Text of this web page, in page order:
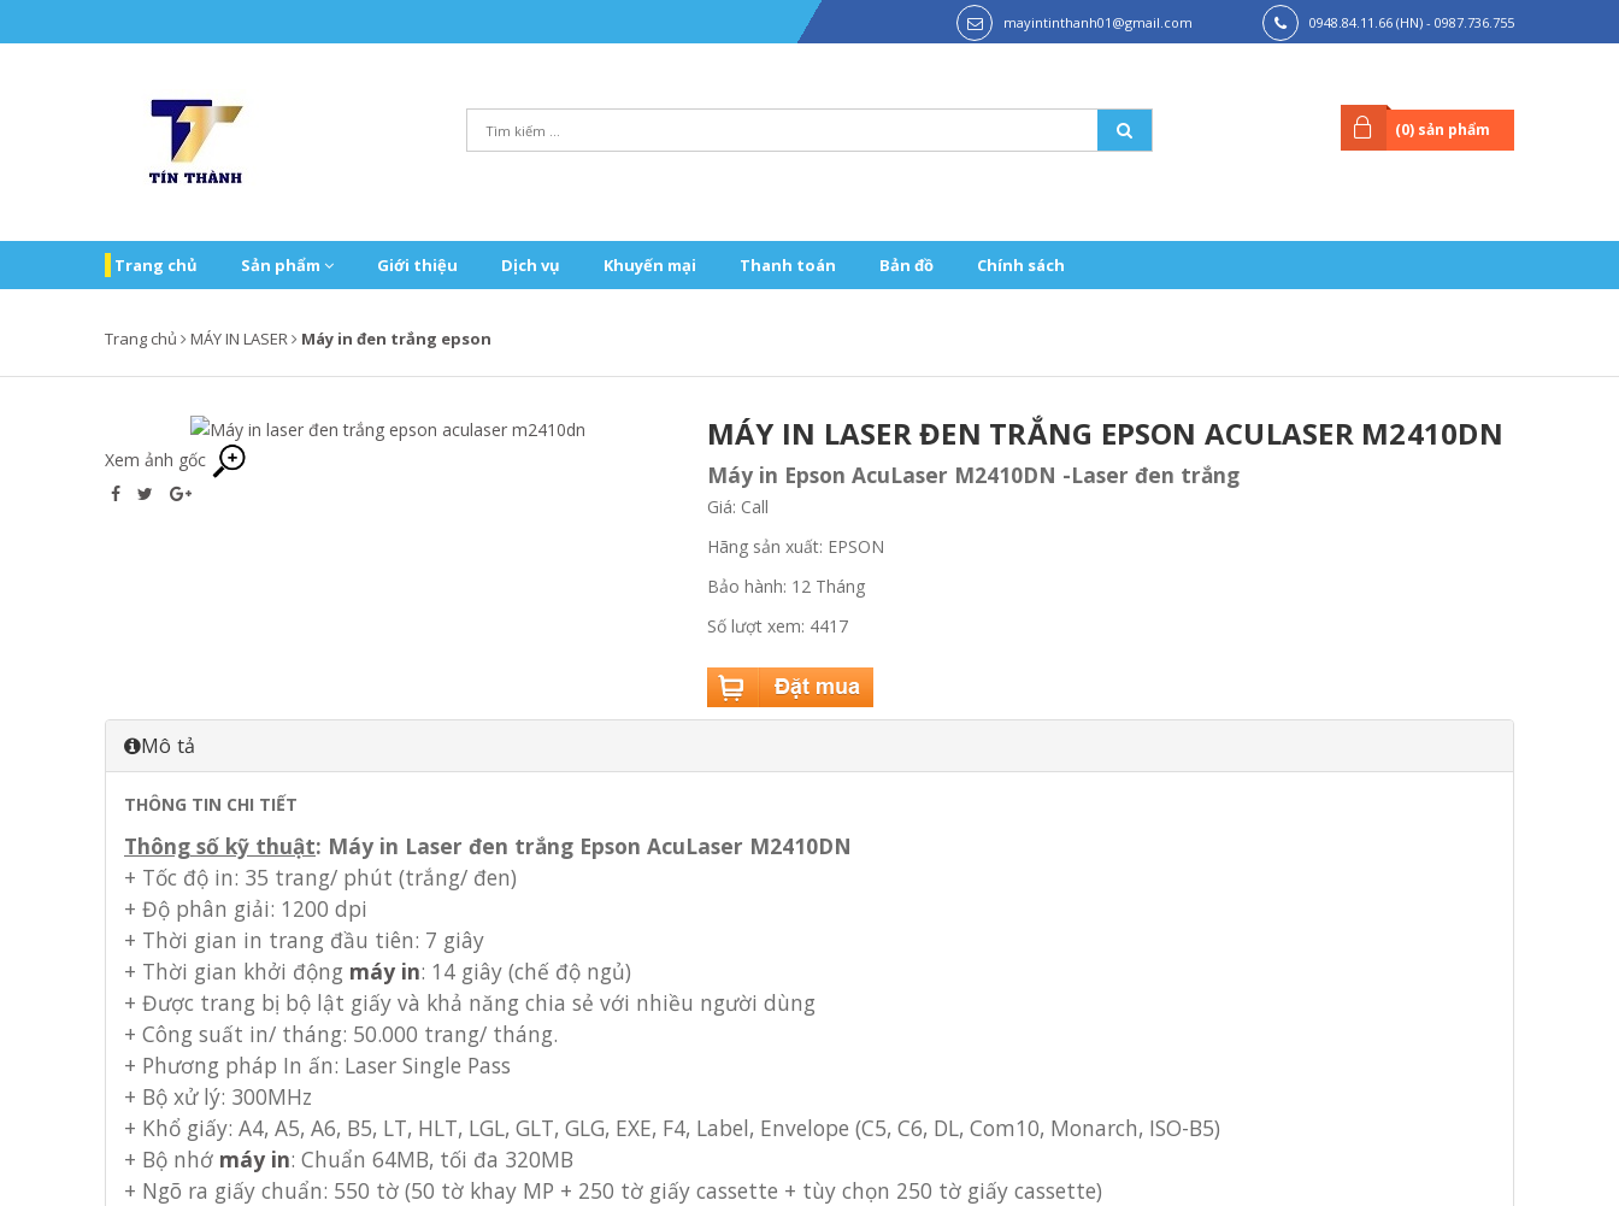
mayintinthanh01@gmail.com 0948.84.11.66 (HN) - 0987.736.755
(0) sản phẩm
Trang chủ Sản phẩm Giới thiệu Dịch vụ Khuyến mại Thanh toán Bản đồ Chính sách
Trang chủ MÁY IN LASER Máy in đen trắng epson
Xem ảnh gốc
MÁY IN LASER ĐEN TRẮNG EPSON ACULASER M2410DN
Máy in Epson AcuLaser M2410DN -Laser đen trắng
Giá: Call
Hãng sản xuất: EPSON
Bảo hành: 12 Tháng
Số lượt xem: 4417
Mô tả
THÔNG TIN CHI TIẾT
Thông số kỹ thuật: Máy in Laser đen trắng Epson AcuLaser M2410DN
+ Tốc độ in: 35 trang/ phút (trắng/ đen)
+ Độ phân giải: 1200 dpi
+ Thời gian in trang đầu tiên: 7 giây
+ Thời gian khởi động máy in: 14 giây (chế độ ngủ)
+ Được trang bị bộ lật giấy và khả năng chia sẻ với nhiều người dùng
+ Công suất in/ tháng: 50.000 trang/ tháng.
+ Phương pháp In ấn: Laser Single Pass
+ Bộ xử lý: 300MHz
+ Khổ giấy: A4, A5, A6, B5, LT, HLT, LGL, GLT, GLG, EXE, F4, Label, Envelope (C5, C6, DL, Com10, Monarch, ISO-B5)
+ Bộ nhớ máy in: Chuẩn 64MB, tối đa 320MB
+ Ngõ ra giấy chuẩn: 550 tờ (50 tờ khay MP + 250 tờ giấy cassette + tùy chọn 250 tờ giấy cassette)